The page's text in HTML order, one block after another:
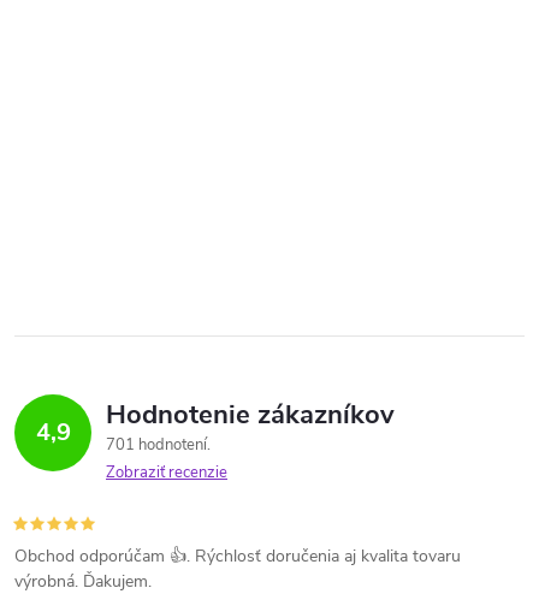
4,9 Hodnotenie zákazníkov
701 hodnotení
Zobraziť recenzie
Obchod odporúčam 👍. Rýchlosť doručenia aj kvalita tovaru
výrobná. Ďakujem.